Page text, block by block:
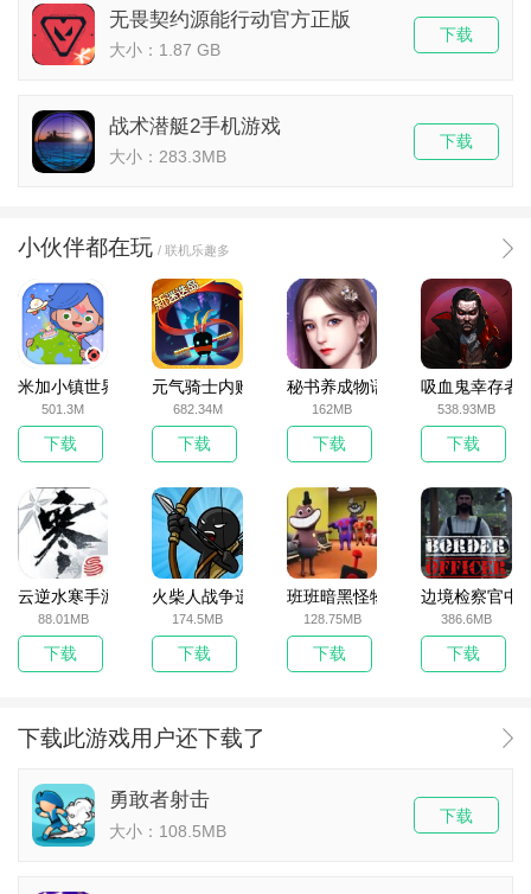
无畏契约源能行动官方正版
大小：1.87 GB
下载
战术潜艇2手机游戏
大小：283.3MB
下载
小伙伴都在玩 / 联机乐趣多
米加小镇世界2025官方版
501.3M
下载
元气骑士内购破解版
682.34M
下载
秘书养成物语
162MB
下载
吸血鬼幸存者
538.93MB
下载
云逆水寒手游
88.01MB
下载
火柴人战争遗产无敌版
174.5MB
下载
班班暗黑怪物生存挑战5
128.75MB
下载
边境检察官中
386.6MB
下载
下载此游戏用户还下载了
勇敢者射击
大小：108.5MB
下载